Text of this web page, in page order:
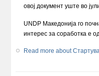
овој документ уште во
UNDP Македонија го
интерес за соработка е
Read more about